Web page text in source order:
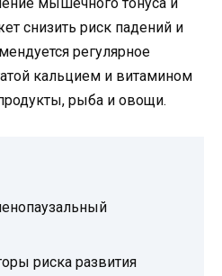
снизить риск падений и
регулярное
кальцием и витамином
рыба и овощи.
риска развития